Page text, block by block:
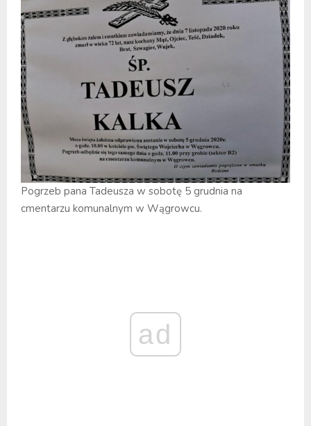
Pogrzeb pana Tadeusza w sobotę 5 grudnia na
cmentarzu komunalnym w Wągrowcu.
ad